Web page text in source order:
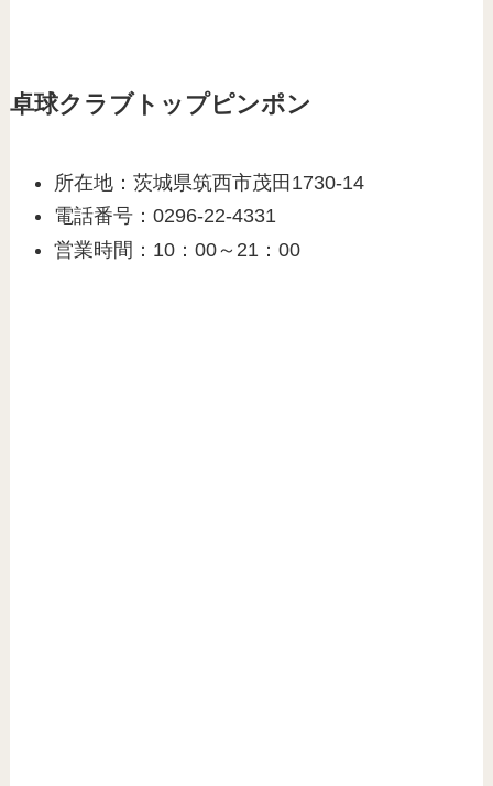
卓球クラブトップピンポン
所在地：茨城県筑西市茂田1730-14
電話番号：0296-22-4331
営業時間：10：00～21：00